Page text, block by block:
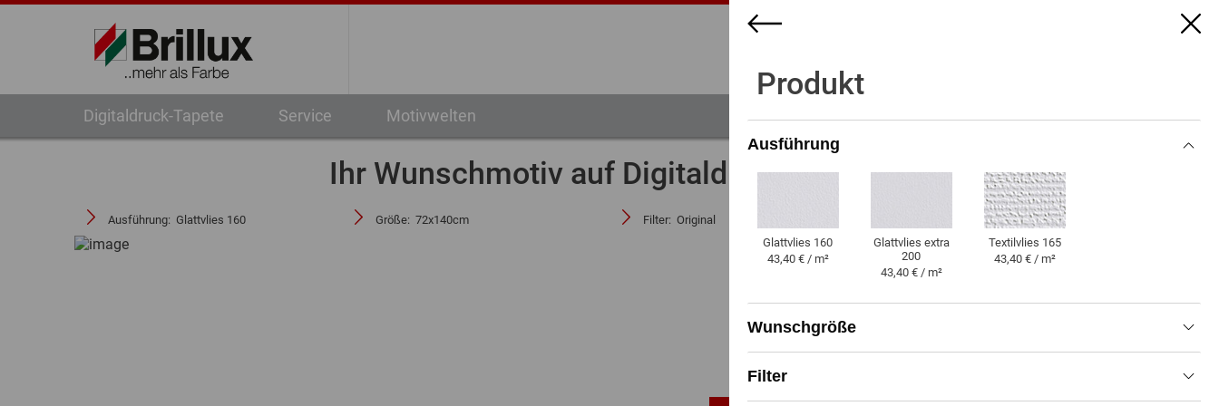
Digitaldruck-Tapete Service Motivwelten
Ihr Wunschmotiv auf Digitaldruck-Tapete
Ausführung: Glattvlies 160 Größe: 72x140cm Filter: Original
Produkt
Ausführung
Glattvlies 160
43,40 € / m²
Glattvlies extra
200
43,40 € / m²
Textilvlies 165
43,40 € / m²
Wunschgröße
Filter
43,75 €